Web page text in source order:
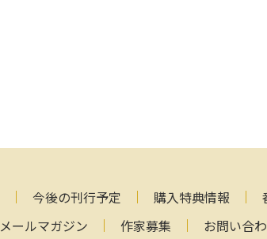
今後の刊行予定 購入特典情報
メールマガジン 作家募集 お問い合